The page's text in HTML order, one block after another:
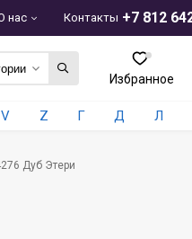
+7 812
нас Контакты
Избранное
V Z Г Д Л
Дуб Этери